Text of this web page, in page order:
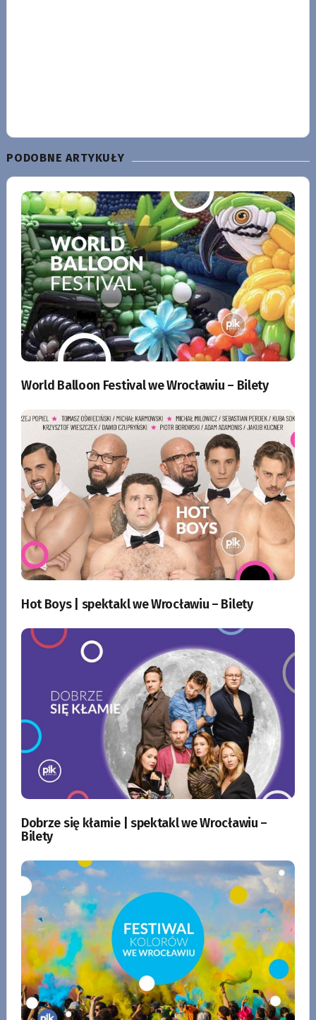
PODOBNE ARTYKUŁY
World Balloon Festival we Wrocławiu – Bilety
Hot Boys | spektakl we Wrocławiu – Bilety
Dobrze się kłamie | spektakl we Wrocławiu –
Bilety